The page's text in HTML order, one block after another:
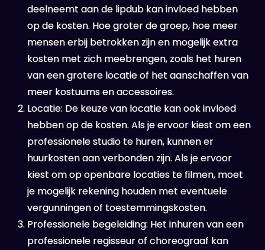
deelneemt aan de lipdub kan invloed hebben
op de kosten. Hoe groter de groep, hoe meer
mensen erbij betrokken zijn en mogelijk extra
kosten met zich meebrengen, zoals het huren
van een grotere locatie of het aanschaffen van
meer kostuums en accessoires.
Locatie: De keuze van locatie kan ook invloed
hebben op de kosten. Als je ervoor kiest om een
professionele studio te huren, kunnen er
huurkosten aan verbonden zijn. Als je ervoor
kiest om op openbare locaties te filmen, moet
je mogelijk rekening houden met eventuele
vergunningen of toestemmingskosten.
Professionele begeleiding: Het inhuren van een
professionele regisseur of choreograaf kan